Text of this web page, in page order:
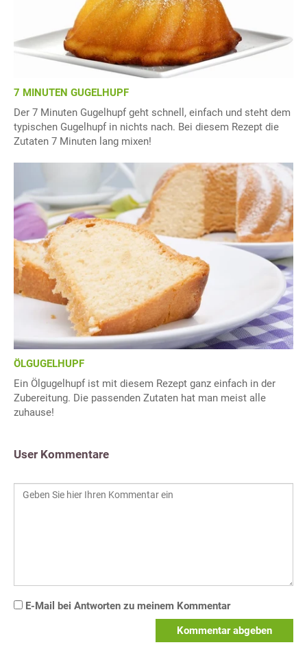
7 MINUTEN GUGELHUPF
Der 7 Minuten Gugelhupf geht schnell, einfach und steht dem
typischen Gugelhupf in nichts nach. Bei diesem Rezept die
Zutaten 7 Minuten lang mixen!
ÖLGUGELHUPF
Ein Ölgugelhupf ist mit diesem Rezept ganz einfach in der
Zubereitung. Die passenden Zutaten hat man meist alle
zuhause!
User Kommentare
E-Mail bei Antworten zu meinem Kommentar
Kommentar abgeben